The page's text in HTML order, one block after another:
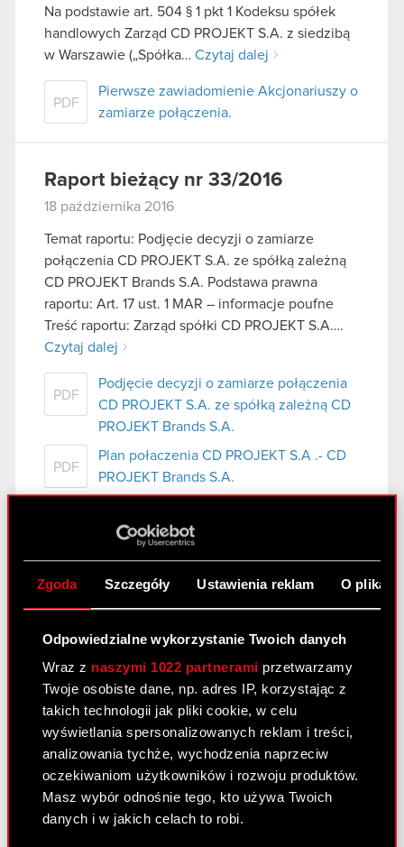
Zgoda Szczegóły Ustawienia reklam O
Odpowiedzialne wykorzystanie Twoich danych
Wraz z naszymi 1022 partnerami przetwarzamy
Twoje osobiste dane, np. adres IP, korzystając z
takich technologii jak pliki cookie, w celu
wyświetlania spersonalizowanych reklam i treści,
analizowania tychże, wychodzenia naprzeciw
oczekiwaniom użytkowników i rozwoju produktów.
Masz wybór odnośnie tego, kto używa Twoich
danych i w jakich celach to robi.
Na podstawie art. 504 § 1 pkt 1 Kodeksu spółek
handlowych Zarząd CD PROJEKT S.A. z siedzibą
w Warszawie („Spółka… Czytaj dalej
PDF
Pierwsze zawiadomienie Akcjonariuszy o
zamiarze połączenia.
Raport bieżący nr 33/2016
18 października 2016
Temat raportu: Podjęcie decyzji o zamiarze
połączenia CD PROJEKT S.A. ze spółką zależną
CD PROJEKT Brands S.A. Podstawa prawna
raportu: Art. 17 ust. 1 MAR – informacje poufne
Treść raportu: Zarząd spółki CD PROJEKT S.A….
Czytaj dalej
PDF
Podjęcie decyzji o zamiarze połączenia
CD PROJEKT S.A. ze spółką zależną CD
PROJEKT Brands S.A.
PDF
Plan połaczenia CD PROJEKT S.A .- CD
PROJEKT Brands S.A.
Raport bieżący nr 32/2016
ofercie – nabycie lub zbycie znacznego pakietu
akcji Treść raportu: Zarząd spółki CD PROJEKT
S.A. z siedzibą w Warszawie, ul…. Czytaj dalej
PDF Ujawnienie stanu posiadania
Raport bieżący nr 31/2016